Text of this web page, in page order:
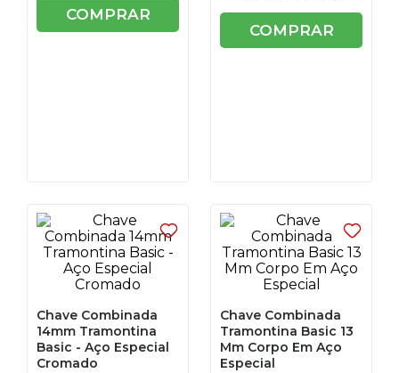
COMPRAR
COMPRAR
Chave Combinada
14mm Tramontina
Basic - Aço Especial
Cromado
Chave Combinada
Tramontina Basic 13
Mm Corpo Em Aço
Especial